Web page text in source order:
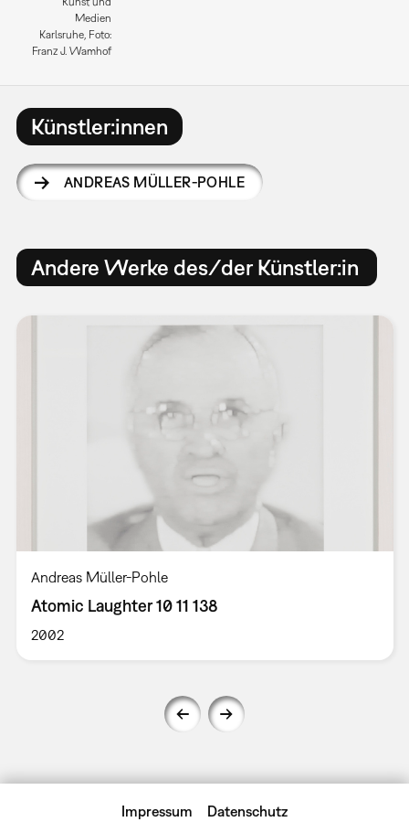
Medien
Karlsruhe, Foto:
Franz J. Wamhof
Künstler:innen
ANDREAS MÜLLER-POHLE
Andere Werke des/der Künstler:in
Andreas Müller-Pohle
Atomic Laughter 10 11 138
2002
Impressum Datenschutz